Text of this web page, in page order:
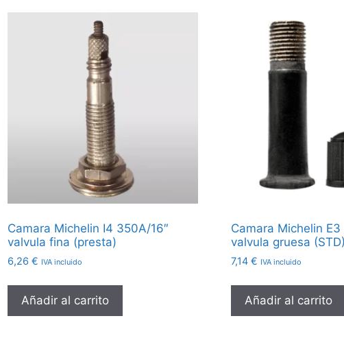
Camara Michelin I4 350A/16″
valvula fina (presta)
6,26 € IVA incluido
Añadir al carrito
Camara Michelin
valvula gruesa (STD)
7,14€ IVA incluido
Añadir al carrito